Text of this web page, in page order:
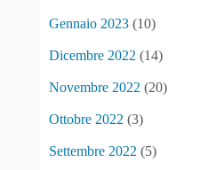
Gennaio 2023 (10)
Dicembre 2022 (14)
Novembre 2022 (20)
Ottobre 2022 (3)
Settembre 2022 (5)